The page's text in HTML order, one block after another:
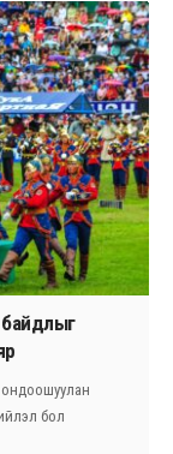
байдлыг
бол